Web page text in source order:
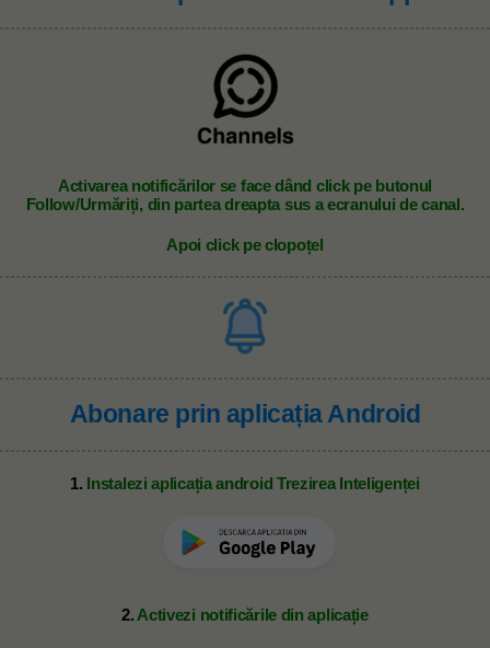
Activarea notificărilor se face dând click pe butonul
Follow/Urmăriți, din partea dreapta sus a ecranului de canal.
Apoi click pe clopoțel
Abonare prin aplicația Android
1. Instalezi aplicația android Trezirea Inteligenței
2. Activezi notificările din aplicație